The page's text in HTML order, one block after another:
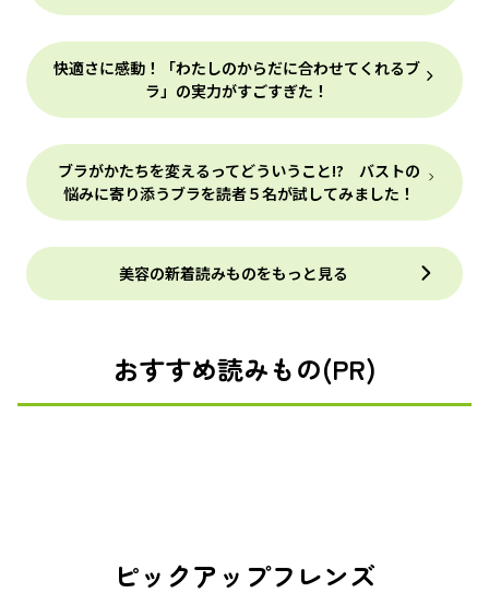
快適さに感動！「わたしのからだに合わせてくれるブ
ラ」の実力がすごすぎた！
ブラがかたちを変えるってどういうこと!? バストの
悩みに寄り添うブラを読者５名が試してみました！
美容の新着読みものをもっと見る
おすすめ読みもの(PR)
ピックアップフレンズ